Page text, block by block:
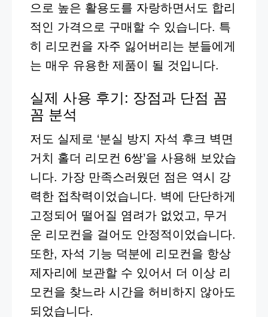
으로 높은 활용도를 자랑하면서도 합리
적인 가격으로 구매할 수 있습니다. 특
히 리모컨을 자주 잃어버리는 분들에게
는 매우 유용한 제품이 될 것입니다.
실제 사용 후기: 장점과 단점 꼼
꼼 분석
저도 실제로 ‘분실 방지 자석 후크 벽면
거치 홀더 리모컨 6쌍’을 사용해 보았습
니다. 가장 만족스러웠던 점은 역시 강
력한 접착력이었습니다. 벽에 단단하게
고정되어 떨어질 염려가 없었고, 무거
운 리모컨을 걸어도 안정적이었습니다.
또한, 자석 기능 덕분에 리모컨을 항상
제자리에 보관할 수 있어서 더 이상 리
모컨을 찾느라 시간을 허비하지 않아도
되었습니다.